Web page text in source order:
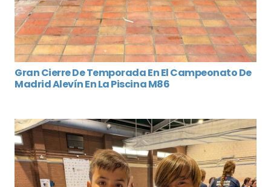
Gran Cierre De Temporada En El Campeonato De
Madrid Alevín En La Piscina M86